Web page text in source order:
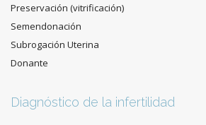
Preservación (vitrificación)
Semendonación
Subrogación Uterina
Donante
Diagnóstico de la infertilidad